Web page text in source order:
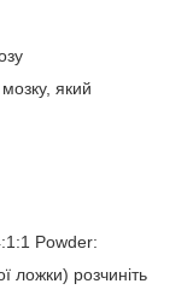
який
Powder:
ложки) розчиніть